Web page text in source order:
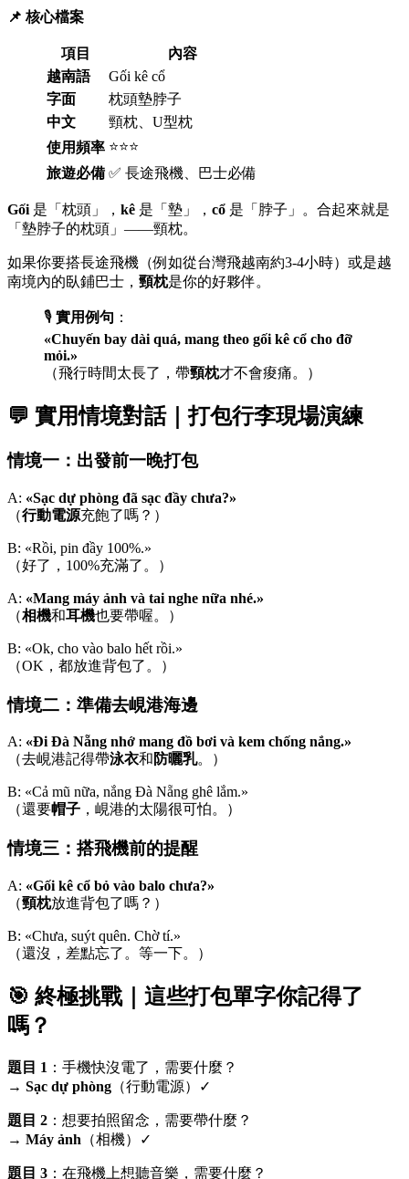
📌 核心檔案
項目
內容
越南語
Gối kê cổ
字面
枕頭墊脖子
中文
頸枕、U型枕
使用頻率 ⭐⭐⭐
旅遊必備 ✅ 長途飛機、巴士必備
Gối是「枕頭」， kê 是「墊」， cổ 是「脖子」。合起來就是
「墊脖子的枕頭」——頸枕。
如果你要搭長途飛機（例如從台灣飛越南約3-4小時）或是越
南境內的臥鋪巴士， 頸枕是你的好夥伴。
🎙️ 實用例句 ：
«Chuyến bay dài quá, mang theo gối kê cổ cho đỡ
mỏi.»
（飛行時間太長了，帶頸枕才不會痠痛。）
💬 實用情境對話｜打包行李現場演練
情境一：出發前一晚打包
A: «Sạc dự phòng đã sạc đầy chưa?»
（行動電源充飽了嗎？）
B: «Rồi, pin đầy 100%.»
（好了，100%充滿了。）
A: «Mang máy ảnh và tai nghe nữa nhé.»
（相機和耳機也要帶喔。）
B: «Ok, cho vào balo hết rồi.»
（OK，都放進背包了。）
情境二：準備去峴港海邊
A: «Đi Đà Nẵng nhớ mang đồ bơi và kem chống nắng.»
（去峴港記得帶泳衣和 防曬乳。）
B: «Cả mũ nữa, nắng Đà Nẵng ghê lắm.»
（還要帽子 ，峴港的太陽很可怕。）
情境三：搭飛機前的提醒
A: «Gối kê cổ bỏ vào balo chưa?»
（頸枕放進背包了嗎？）
B: «Chưa, suýt quên. Chờ tí.»
（還沒，差點忘了。等一下。）
🎯 終極挑戰｜這些打包單字你記得了
嗎？
題目 1 ：手機快沒電了，需要什麼？
→ Sạc dự phòng （行動電源）✓
題目 2 ：想要拍照留念，需要帶什麼？
→ Máy ảnh （相機）✓
題目 3 ：在飛機上想聽音樂，需要什麼？